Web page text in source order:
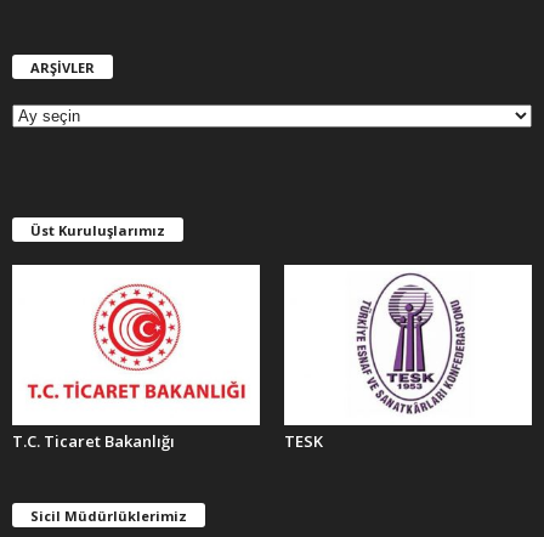
ARŞİVLER
E
R
Üst Kuruluşlarımız
T.C. Ticaret Bakanlığı TESK
Sicil Müdürlüklerimiz